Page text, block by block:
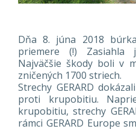
Dňa 8. júna 2018
priemere (!) Zasiahla
Najväčšie škody boli v
zničených 1700 striech.
Strechy GERARD
proti krupobitiu.
krupobitiu, strechy
rámci GERARD Europe